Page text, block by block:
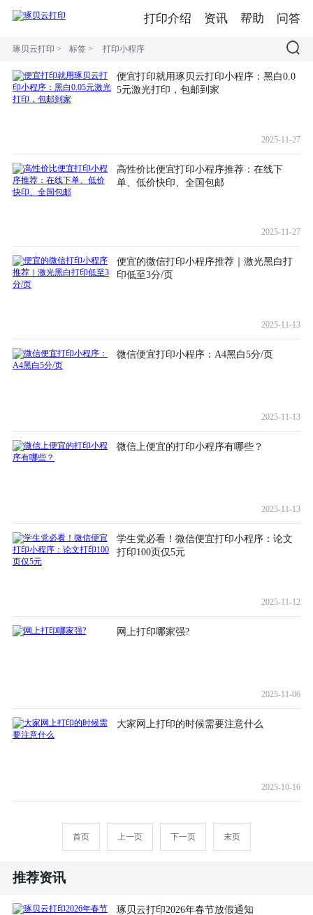
琢贝云打印 > 标签 > 打印小程序
便宜打印就用琢贝云打印小程序：黑白0.0
5元激光打印，包邮到家
2025-11-27
高性价比便宜打印小程序推荐：在线下
单、低价快印、全国包邮
2025-11-27
便宜的微信打印小程序推荐｜激光黑白打
印低至3分/页
2025-11-13
微信便宜打印小程序：A4黑白5分/页
2025-11-13
微信上便宜的打印小程序有哪些？
2025-11-13
学生党必看！微信便宜打印小程序：论文
打印100页仅5元
2025-11-12
网上打印哪家强?
2025-11-06
大家网上打印的时候需要注意什么
2025-10-16
首页 上一页 下一页 末页
推荐资讯
琢贝云打印2026年春节放假通知
打印介绍 资讯 帮助 问答